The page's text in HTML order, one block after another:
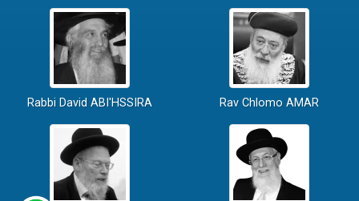
Rabbi David ABI'HSSIRA Rav Chlomo AMAR